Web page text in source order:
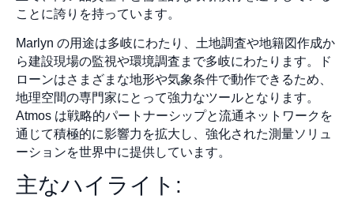
ことに誇りを持っています。
Marlyn の用途は多岐にわたり、土地調査や地籍図作成か
ら建設現場の監視や環境調査まで多岐にわたります。ド
ローンはさまざまな地形や気象条件で動作できるため、
地理空間の専門家にとって強力なツールとなります。
Atmos は戦略的パートナーシップと流通ネットワークを
通じて積極的に影響力を拡大し、強化された測量ソリュ
ーションを世界中に提供しています。
主なハイライト: